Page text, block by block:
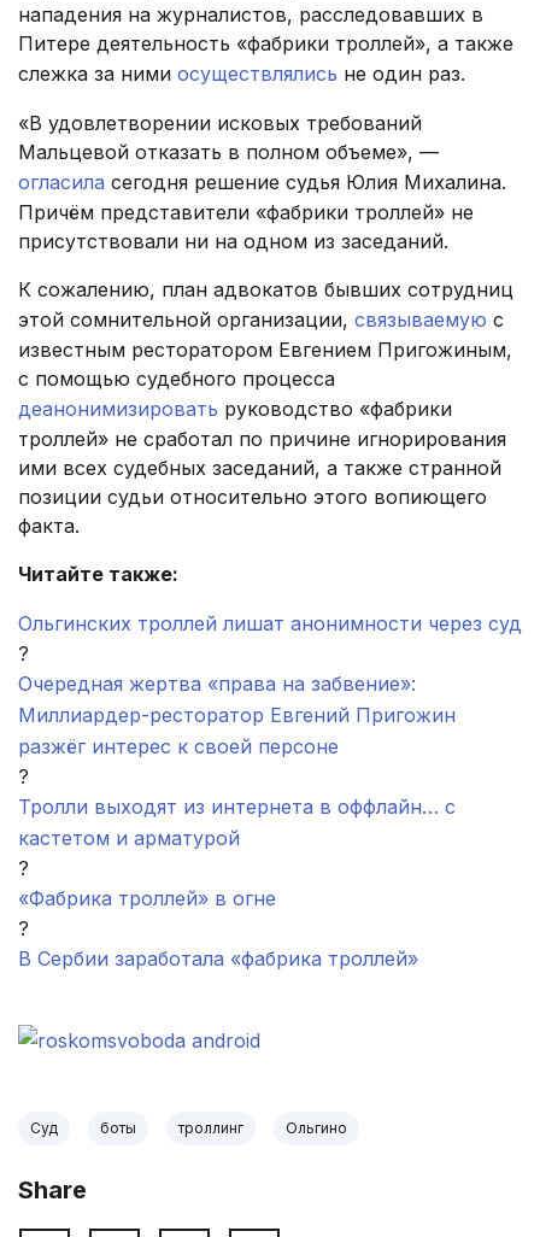
нападения на журналистов, расследовавших в
Питере деятельность «фабрики троллей», а также
слежка за ними осуществлялись не один раз.
«В удовлетворении исковых требований
Мальцевой отказать в полном объеме», —
огласила сегодня решение судья Юлия Михалина.
Причём представители «фабрики троллей» не
присутствовали ни на одном из заседаний.
К сожалению, план адвокатов бывших сотрудниц
этой сомнительной организации, связываемую с
известным ресторатором Евгением Пригожиным,
с помощью судебного процесса
деанонимизировать руководство «фабрики
троллей» не сработал по причине игнорирования
ими всех судебных заседаний, а также странной
позиции судьи относительно этого вопиющего
факта.
Читайте также:
Ольгинских троллей лишат анонимности через суд
?
Очередная жертва «права на забвение»:
Миллиардер-ресторатор Евгений Пригожин
разжёг интерес к своей персоне
?
Тролли выходят из интернета в оффлайн… с
кастетом и арматурой
?
«Фабрика троллей» в огне
?
В Сербии заработала «фабрика троллей»
Суд боты троллинг Ольгино
Share